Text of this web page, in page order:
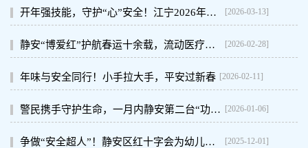
开年强技能，守护“心”安全！江宁2026年首期AED初级救护员培训正式开班 [2026-03-13]
静安“博爱红”护航春运十余载，流动医疗服务再升级 [2026-02-28]
年味与安全同行！小手拉大手，平安过新春 [2026-02-11]
警民携手守护生命，一月内静安第二台“功勋机”诞生！ [2026-01-06]
争做“安全超人”！静安区红十字会为幼儿园教职工应急救护能力“充电赋能” [2025-12-01]